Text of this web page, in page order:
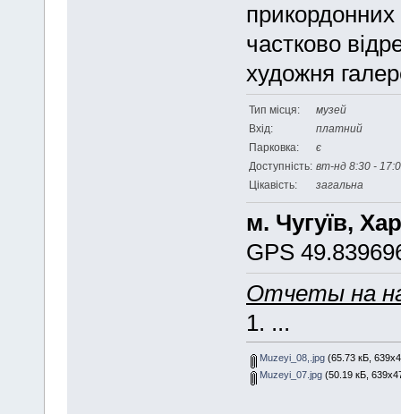
прикордонних
частково
художня
Тип місця:
музей
Вхід:
платний
Парковка:
є
Доступність: вт-нд 8:30 -
Цікавість:
загальна
м. Чугуїв,
GPS
Отчеты на
1. ...
Muzeyi_08,.jpg(65.73 кБ,
Muzeyi_07.jpg(50.19 кБ,